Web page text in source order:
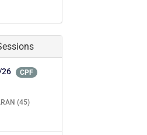
CPF
(45)